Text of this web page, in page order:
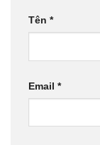
Tên *
Email *